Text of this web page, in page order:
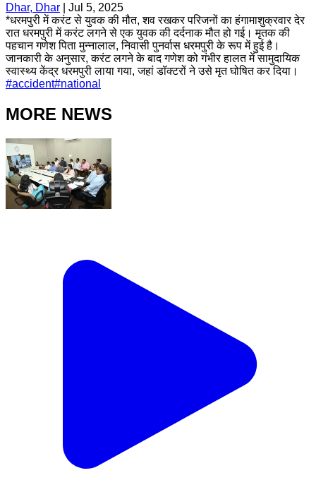
Dhar, Dhar
Jul 5, 2025
*धरमपुरी में करंट से युवक की मौत, शव रखकर परिजनों का हंगामाशुक्रवार देर
रात धरमपुरी में करंट लगने से एक युवक की दर्दनाक मौत हो गई। मृतक की
पहचान गणेश पिता मुन्नालाल, निवासी पुनर्वास धरमपुरी के रूप में हुई है।
जानकारी के अनुसार, करंट लगने के बाद गणेश को गंभीर हालत में सामुदायिक
स्वास्थ्य केंद्र धरमपुरी लाया गया, जहां डॉक्टरों ने उसे मृत घोषित कर दिया।
#accident#national
MORE NEWS